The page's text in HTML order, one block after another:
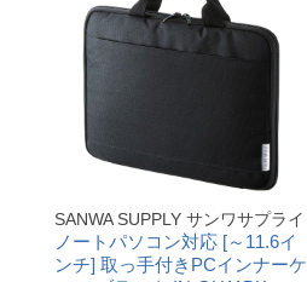
SANWA SUPPLY サンワサプライ
ノートパソコン対応 [～11.6イ
ンチ] 取っ手付きPCインナーケ